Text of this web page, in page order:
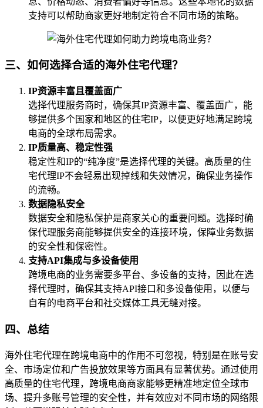
支持可以帮助商家更好地制定符合不同市场的策略。
三、如何选择合适的海外住宅代理？
IP资源丰富且覆盖面广
选择代理服务商时，确保其IP资源丰富、覆盖面广，能
够提供多个国家和地区的住宅IP，以便更好地满足跨境
电商的全球布局需求。
IP质量高、稳定性强
稳定性和IP的“纯净度”是选择代理的关键。高质量的住
宅代理IP不会轻易出现掉线和失效情况，确保业务操作
的流畅。
数据隐私安全
数据安全和隐私保护是商家关心的重要问题。选择时确
保代理服务商能够提供安全的连接环境，保障业务数据
的安全性和保密性。
支持API集成与多设备使用
跨境电商的业务需要多平台、多设备的支持，因此在选
择代理时，确保其支持API接口和多设备使用，以便与
自有的电商平台和社交媒体工具无缝对接。
四、总结
海外住宅代理在跨境电商中的作用不可忽视，特别是在账号安
全、市场定位和广告投放效果等方面具有显著优势。通过使用
高质量的住宅代理，跨境电商商家能够更精准地定位全球市
场、提升多账号管理的安全性，并有效应对不同市场的网络限